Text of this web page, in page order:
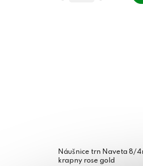
Náušnice trn Naveta 8/
krapny rose gold